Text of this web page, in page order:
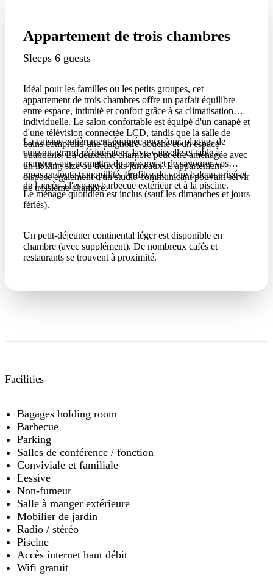
Appartement de trois chambres
Sleeps 6 guests
Idéal pour les familles ou les petits groupes, cet
appartement de trois chambres offre un parfait équilibre
entre espace, intimité et confort grâce à sa climatisation
individuelle. Le salon confortable est équipé d'un canapé et
d'une télévision connectée LCD, tandis que la salle de
bains comprend une baignoire-douche et un espace
buanderie. La deuxième chambre peut être aménagée avec
un lit king-size ou deux lits jumeaux. L'appartement
dispose également d'un studio communicant pouvant servir
de troisième chambre.
La cuisine entièrement équipée avec four, plaques de
cuisson, grand réfrigérateur, lave-vaisselle et table à
manger vous permettra de préparer et de savourer vos
repas en toute tranquillité. Profitez de votre balcon privé et
de l'accès à l'espace barbecue extérieur et à la piscine.
Le ménage quotidien est inclus (sauf les dimanches et jours
fériés).
Un petit-déjeuner continental léger est disponible en
chambre (avec supplément). De nombreux cafés et
restaurants se trouvent à proximité.
Facilities
Bagages holding room
Barbecue
Parking
Salles de conférence / fonction
Conviviale et familiale
Lessive
Non-fumeur
Salle à manger extérieure
Mobilier de jardin
Radio / stéréo
Piscine
Accès internet haut débit
Wifi gratuit